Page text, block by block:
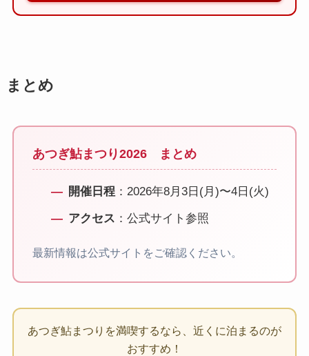
まとめ
あつぎ鮎まつり2026 まとめ
開催日程：2026年8月3日(月)〜4日(火)
アクセス ：公式サイト参照
最新情報は公式サイトをご確認ください。
あつぎ鮎まつりを満喫するなら、近くに泊まるのが
おすすめ！